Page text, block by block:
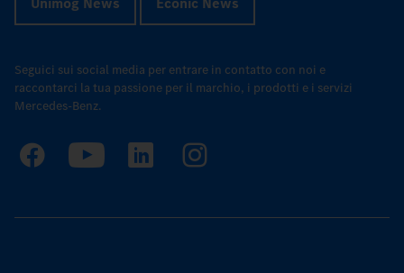
Seguici sui social media per entrare in contatto con noi e
raccontarci la tua passione per il marchio, i prodotti e i servizi
Mercedes-Benz.